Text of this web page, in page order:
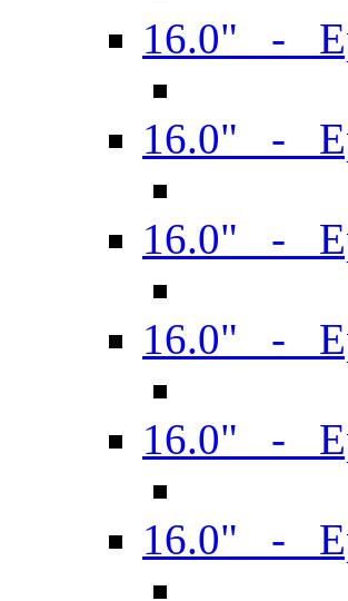
16.0" -
16.0" -
16.0" -
16.0" -
16.0" -
16.0" -